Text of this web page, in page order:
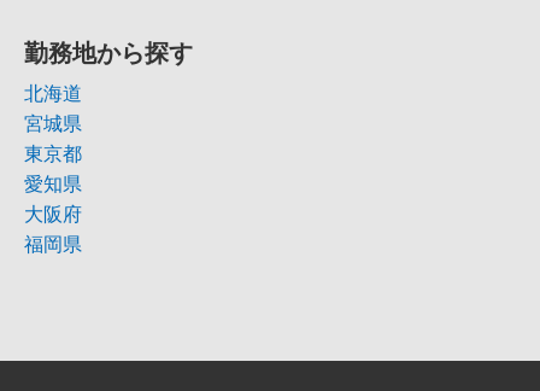
勤務地から探す
北海道
宮城県
東京都
愛知県
大阪府
福岡県